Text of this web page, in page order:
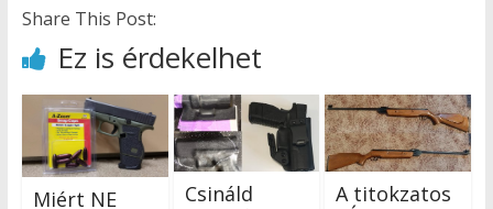
Share This Post:
Ez is érdekelhet
Miért NE
Csináld
A titokzatos